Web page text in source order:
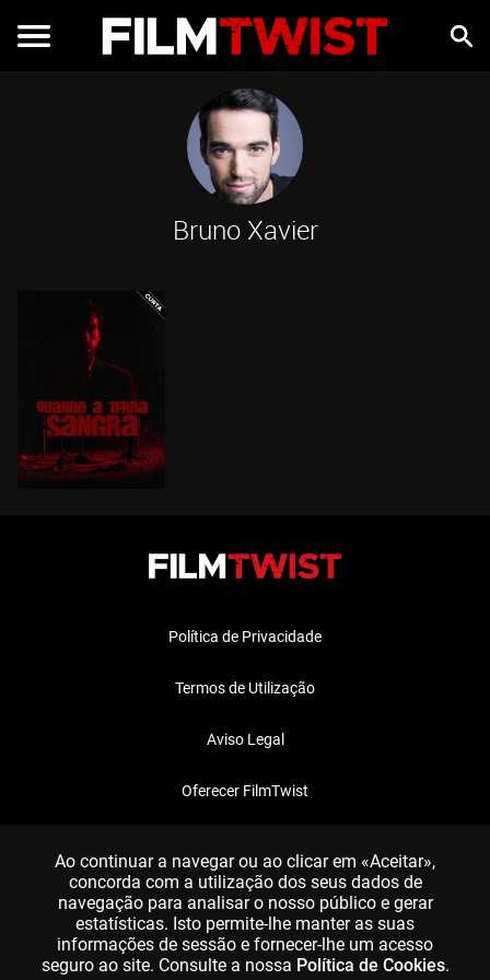
Bruno Xavier
Política de Privacidade
Termos de Utilização
Aviso Legal
Oferecer FilmTwist
Ao continuar a navegar ou ao clicar em «Aceitar»,
concorda com a utilização dos seus dados de
navegação para analisar o nosso público e gerar
estatísticas. Isto permite-lhe manter as suas
informações de sessão e fornecer-lhe um acesso
seguro ao site. Consulte a nossa Política de Cookies.